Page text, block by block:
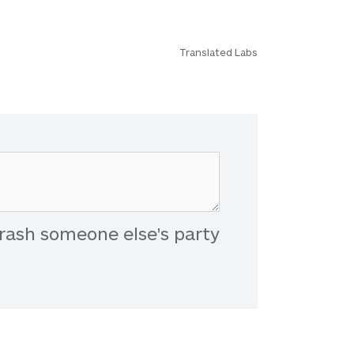
Translated Labs
someone else's party